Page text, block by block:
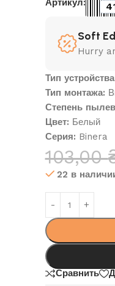
Артикул:
Soft
Hurry
Тип
Тип монтажа:
Степень
Цвет: Белый
Серия: Binera
103,00
22 в
Сравнить